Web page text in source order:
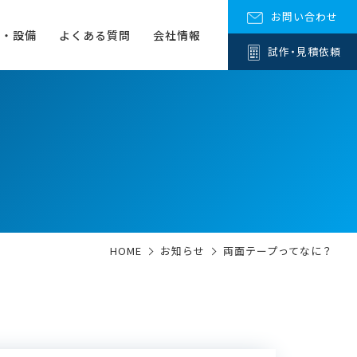
設備 よくある質問 会社情報
お問い合わせ
試作・見積依頼
HOME お知らせ 両面テープってなに？